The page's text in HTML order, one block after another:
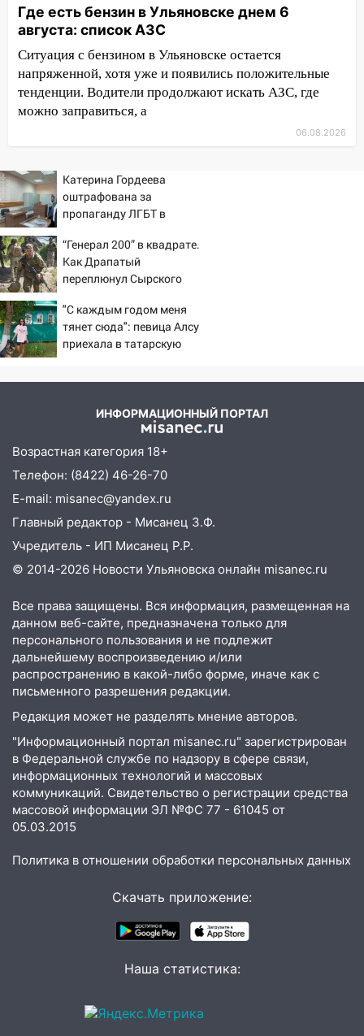
11:20 Ульяновская шахматистка
Валерия Клейменова выиграла два
золота в составе сборной мира
11:16 В Ульяновске открыли памятную
доску декабристу Кондратию Рылееву
В Ульяновске спасатели ночью
10:26
На нескольких улицах Ульяновска
временно отключили холодную воду
10:14
В Ульяновске двоих участников
коррупционной схемы при ЦГКБ
отправили в колонию на 7 и 8 лет
09:52
Ночью беспилотники сбили над
соседними Татарстаном и Саратовской
областью
В Ульяновске директора фирмы
будут судить за неуплату налогов на 48
млн рублей
08:22
Подросток на питбайке сбил
велосипедистку: пострадали двое
Жара возвращается: ожидается
знойный и сухой четверг
пострадал 38-летний водитель
иномарки
05:00 «Каждая пятая женщина и каждый
второй мужчина в мире сталкиваются с
алопецией»: врач рассказал, чем может
быть вызвано облысение и как с этим
справиться
03:30 Гороскоп на 7 августа: пятница
принесет прилив творческой энергии и
отличные шансы исправить старые
ошибки
23:20
Прогноз погоды на 7 августа в
Ульяновской области
Ульяновцев приглашают на забег,
посвящённый Дню воздушного флота
В Ульяновской области
наказали за сокрытие прошлого своего
сотрудник
Где есть бензин в Ульяновске днем 6
августа: список АЗС
Ситуация с бензином в Ульяновске остается
напряженной, хотя уже и появились положительные
тенденции. Водители продолжают искать АЗС, где
можно заправиться, а
06.08.2026
Катерина Гордеева
оштрафована за
пропаганду ЛГБТ в
Вести.ru
“Генерал 200” в квадрате.
Как Драпатый
переплюнул Сырского
"С каждым годом меня
тянет сюда": певица Алсу
приехала в татарскую
ИНФОРМАЦИОННЫЙ ПОРТАЛ
Возрастная категория 18+
Телефон: (8422) 46-26-70
E-mail: misanec@yandex.ru
Главный редактор - Мисанец З.Ф.
Учредитель - ИП Мисанец Р.Р.
© 2014-2026 Новости Ульяновска онлайн misanec.ru
Все права защищены. Вся информация, размещенная на
данном веб-сайте, предназначена только для
персонального пользования и не подлежит
дальнейшему воспроизведению и/или
распространению в какой-либо форме, иначе как с
письменного разрешения редакции.
Редакция может не разделять мнение авторов.
"Информационный портал misanec.ru" зарегистрирован
в Федеральной службе по надзору в сфере связи,
информационных технологий и массовых
коммуникаций. Свидетельство о регистрации средства
массовой информации ЭЛ №ФС 77 - 61045 от
05.03.2015
Политика в отношении обработки персональных данных
Скачать приложение:
Наша статистика: